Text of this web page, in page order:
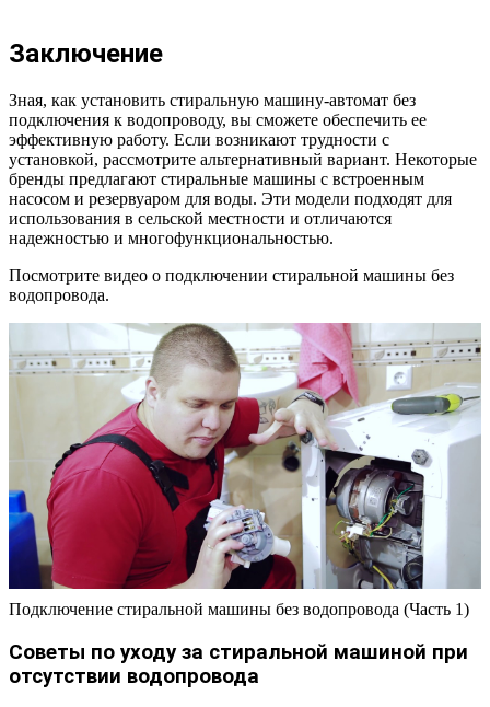
Заключение
Зная, как установить стиральную машину-автомат без
подключения к водопроводу, вы сможете обеспечить ее
эффективную работу. Если возникают трудности с
установкой, рассмотрите альтернативный вариант. Некоторые
бренды предлагают стиральные машины с встроенным
насосом и резервуаром для воды. Эти модели подходят для
использования в сельской местности и отличаются
надежностью и многофункциональностью.
Посмотрите видео о подключении стиральной машины без
водопровода.
Подключение стиральной машины без водопровода (Часть 1)
Советы по уходу за стиральной машиной при
отсутствии водопровода